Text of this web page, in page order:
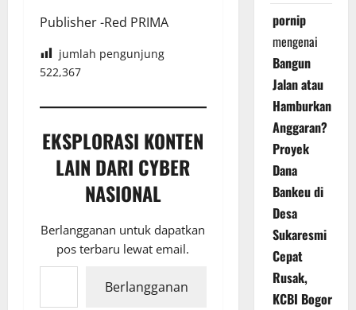
Publisher -Red PRIMA
jumlah pengunjung
522,367
EKSPLORASI KONTEN
LAIN DARI CYBER
NASIONAL
Berlangganan untuk dapatkan
pos terbaru lewat email.
Ketikkan email Anda...
Berlangganan
pornip
mengenai
Bangun
Jalan atau
Hamburkan
Anggaran?
Proyek
Dana
Bankeu di
Desa
Sukaresmi
Cepat
Rusak,
KCBI Bogor